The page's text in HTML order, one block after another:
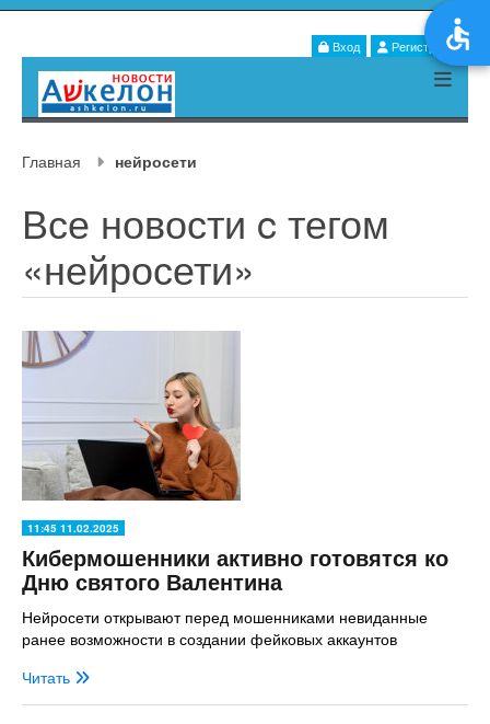
Вход Регистрация
Главная нейросети
Все новости c тегом
«нейросети»
11:45 11.02.2025
Кибермошенники активно готовятся ко
Дню святого Валентина
Нейросети открывают перед мошенниками невиданные
ранее возможности в создании фейковых аккаунтов
Читать